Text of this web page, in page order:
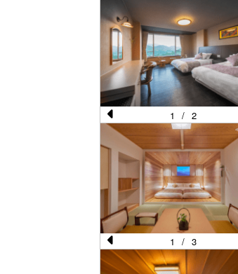
Pr
e
vi
o
u
s
1 / 2
Pr
1 / 3